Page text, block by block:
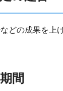
どの成果を上
間